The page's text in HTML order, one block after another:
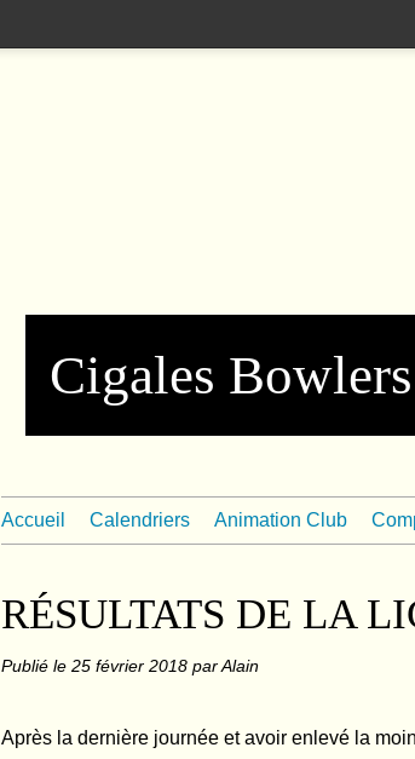
Cigales
Accueil Calendriers Animation Club
RÉSULTATS DE LA
Publié le 25 février 2018 par Alain
Après la dernière journée et avoir enlevé la